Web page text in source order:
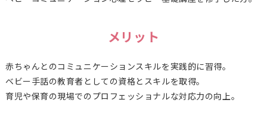
メリット
赤ちゃんとのコミュニケーションスキルを実践的に習得。
ベビー手話の教育者としての資格とスキルを取得。
育児や保育の現場でのプロフェッショナルな対応力の向上。